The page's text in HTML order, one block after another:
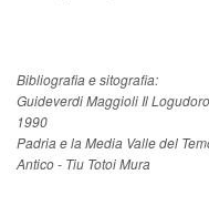
Guideverdi Maggioli Il
1990
Padria e la Media Valle del
Antico - Tiu Totoi Mura